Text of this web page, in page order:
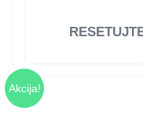
Klima
Akcija!